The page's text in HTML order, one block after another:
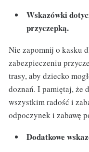
Wskazówki
przyczepką.
Nie zapomnij o kasku
zabezpieczeniu
trasy, aby dziecko
doznań. I pamiętaj, że
wszystkim radość i
odpoczynek i zabawę
Dodatkowe